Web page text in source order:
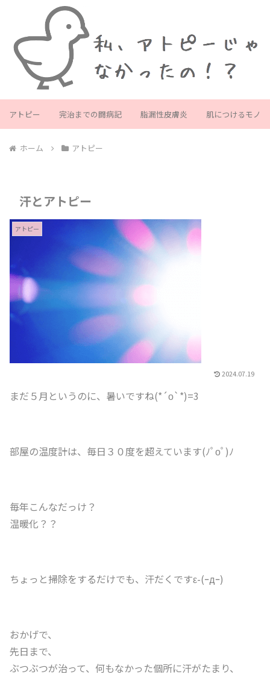
アトピー 完治までの闘病記 脂漏性皮膚炎 肌につけるモノ
ホーム アトピー
汗とアトピー
アトピー
2024.07.19
まだ５月というのに、暑いですね(*´ο`*)=3
部屋の温度計は、毎日３０度を超えています(ﾉﾟοﾟ)ﾉ
毎年こんなだっけ？
温暖化？？
ちょっと掃除をするだけでも、汗だくですε-(ｰдｰ)
おかげで、
先日まで、
ぶつぶつが治って、何もなかった個所に汗がたまり、